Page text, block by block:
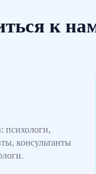
к
психологи,
консультанты